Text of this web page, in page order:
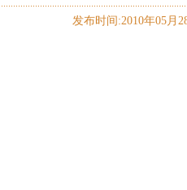
发布时间:2010年05月